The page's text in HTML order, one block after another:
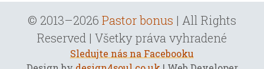
© 2013–2026 Pastor bonus | All Rights
Reserved | Všetky práva vyhradené
Sledujte nás na Facebooku